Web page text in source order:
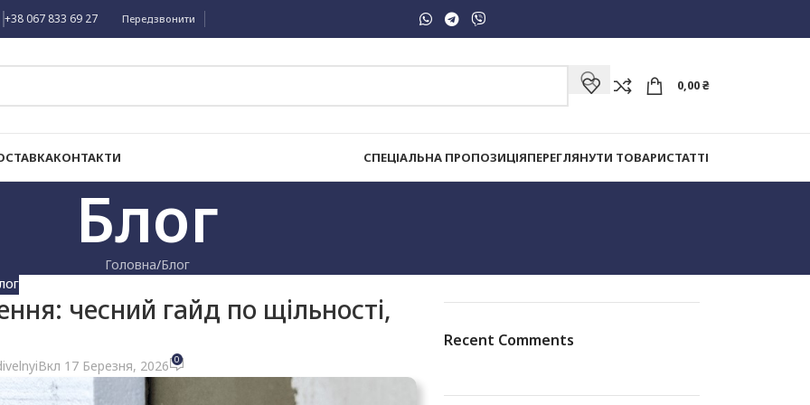
+38 067 833 69 27 Передзвонити
0,00₴
КОНТАКТИ СПЕЦІАЛЬНА ПРОПОЗИЦІЯПЕРЕГЛЯНУТИ ТОВАРИСТАТТІ
Блог
Головна Блог
чесний гайд по щільності,
Вкл 17 Березня, 2026 0
Recent Comments